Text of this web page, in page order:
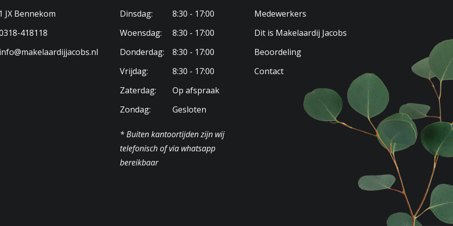
JX Bennekom
418118
Dinsdag:
8:30 - 17:00
Woensdag:
8:30 - 17:00
Donderdag:
8:30 - 17:00
Vrijdag:
8:30 - 17:00
Zaterdag:
Op afspraak
Zondag:
Gesloten
* Buiten kantoortijden zijn wij
telefonisch of via whatsapp
bereikbaar
Medewerkers
Dit is Makelaardij Jacobs
Beoordeling
Contact